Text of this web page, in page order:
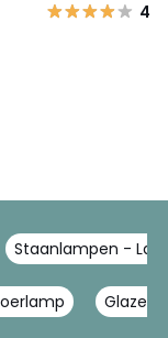
4
Staanlampen - La
Glazen